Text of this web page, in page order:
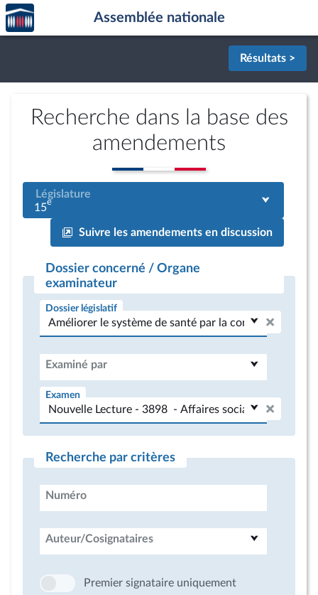
Aller au contenu
Aller en bas de la page
Accèder
à la
page
Assemblée nationale
Résultats >
Recherche dans la base des
amendements
Législature
15e
Suivre les amendements en discussion
Dossier concerné / Organe
examinateur
Dossier législatif
Examiné par
Examen
Recherche par critères
Numéro
Auteur/Cosignataires
Premier signataire uniquement